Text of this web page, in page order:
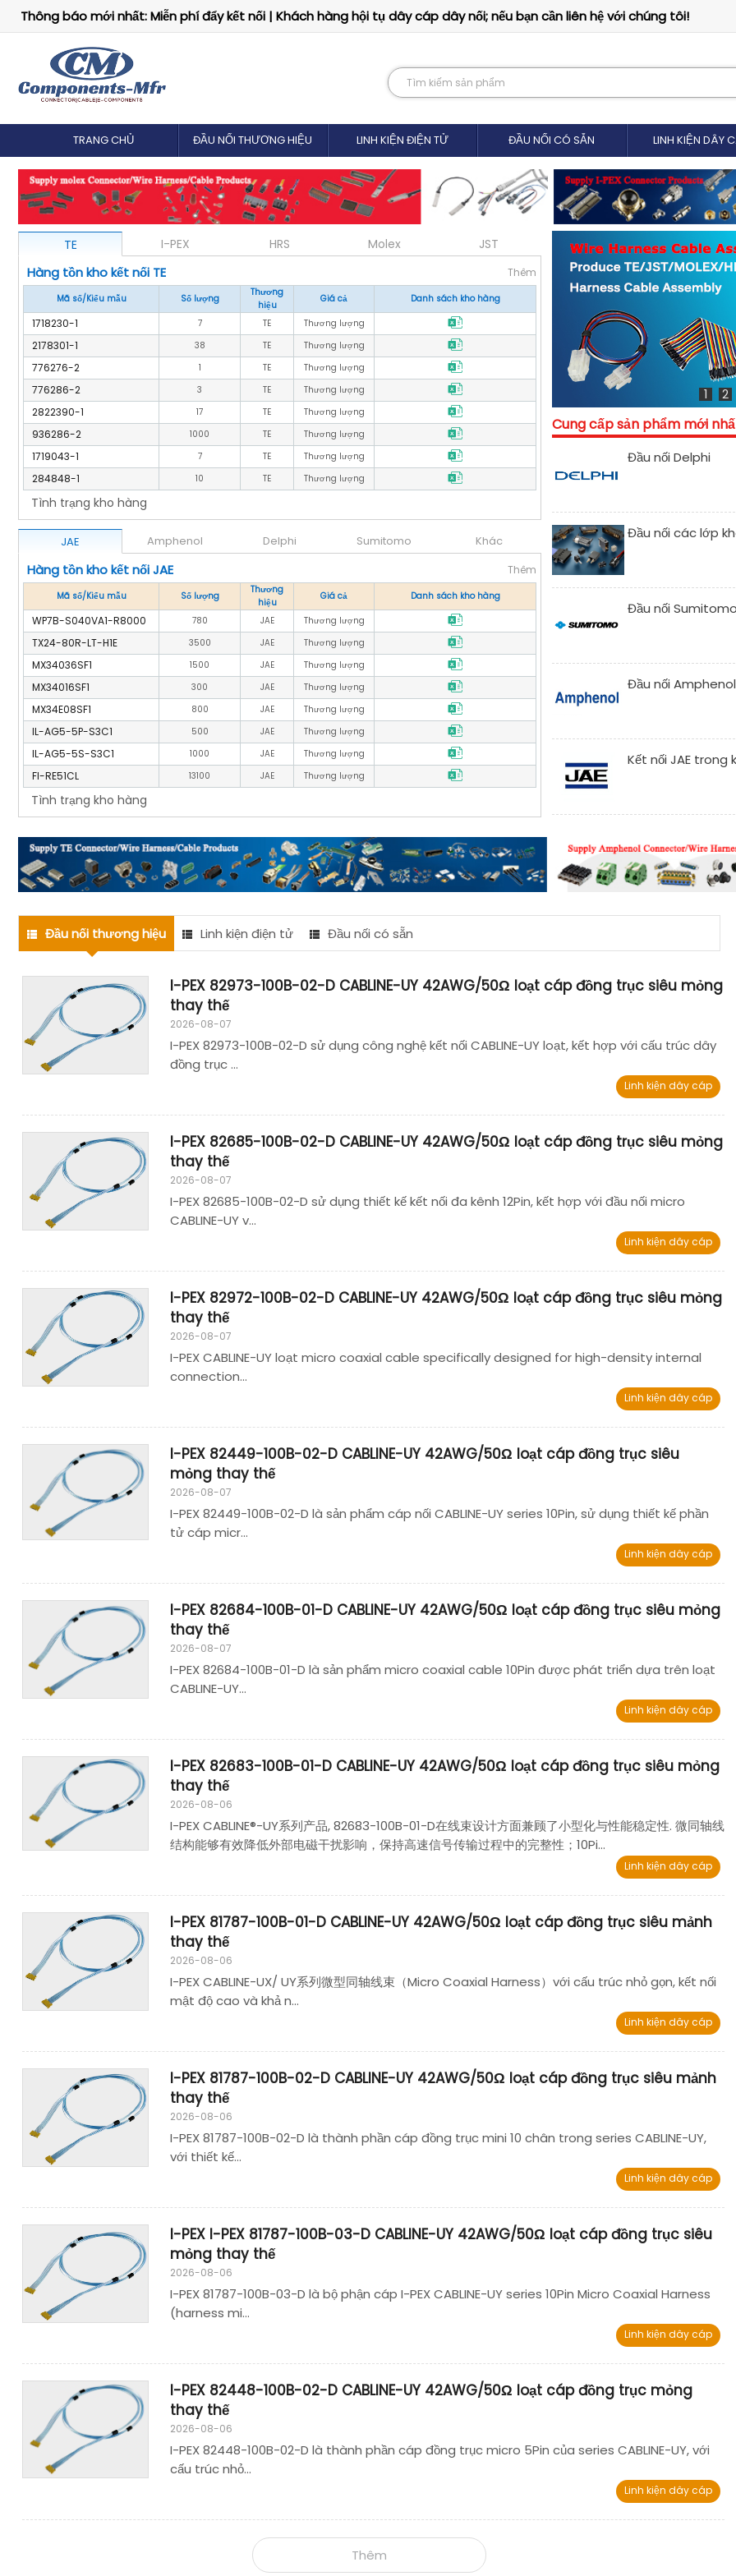
Thông báo mới nhất: Miễn phí đẩy kết nối | Khách hàng hội tụ dây cáp dây nối; nếu bạn cần liên hệ với chúng tôi!
TRANG CHỦ ĐẦU NỐI THƯƠNG HIỆU LINH KIỆN ĐIỆN TỬ ĐẦU NỐI CÓ SẴN LINH KIỆN DÂY
TE I-PEX HRS Molex JST
Thêm
Hàng tồn kho kết nối I-PEX
Mã số/Kiểu mẫu Số lượng
Thương
hiệu
Giá cả Danh sách kho hàng
20449-001E-03 9010 I-PEX Thương lượng
20441-001E-01 243 I-PEX Thương lượng
20431-001E-01 130 I-PEX Thương lượng
20384-040T-00F 39 I-PEX Thương lượng
20374-R14E-31 28 I-PEX Thương lượng
20374-R10E-31 75 I-PEX Thương lượng
20374-R50E-31 39 I-PEX Thương lượng
20374-040E-31 496 I-PEX Thương lượng
Tình trạng kho hàng
JAE Amphenol Delphi Sumitomo Khác
Thêm
Hàng tồn kho kết nối JAE
Mã số/Kiểu mẫu Số lượng
Thương
hiệu
Giá cả Danh sách kho hàng
WP7B-S040VA1-R8000 780 JAE Thương lượng
TX24-80R-LT-H1E 3500 JAE Thương lượng
MX34036SF1 1500 JAE Thương lượng
MX34016SF1 300 JAE Thương lượng
MX34E08SF1 800 JAE Thương lượng
IL-AG5-5P-S3C1 500 JAE Thương lượng
IL-AG5-5S-S3C1 1000 JAE Thương lượng
FI-RE51CL 13100 JAE Thương lượng
Tình trạng kho hàng
1 2
Cung cấp sản phẩm mới
Đầu nối Delphi
Đầu nối các lớp
Đầu nối
Đầu nối Amphenol
Kết nối JAE trong
Đầu nối thương hiệu Linh kiện điện tử Đầu nối có sẵn
I-PEX 82973-100B-02-D CABLINE-UY 42AWG/50Ω loạt cáp đồng trục siêu mỏng
thay thế
2026-08-07
I-PEX 82973-100B-02-D sử dụng công nghệ kết nối CABLINE-UY loạt, kết hợp với cấu trúc dây
đồng trục ...
Linh kiện dây cáp
I-PEX 82685-100B-02-D CABLINE-UY 42AWG/50Ω loạt cáp đồng trục siêu mỏng
thay thế
2026-08-07
I-PEX 82685-100B-02-D sử dụng thiết kế kết nối đa kênh 12Pin, kết hợp với đầu nối micro
CABLINE-UY v...
Linh kiện dây cáp
I-PEX 82972-100B-02-D CABLINE-UY 42AWG/50Ω loạt cáp đồng trục siêu mỏng
thay thế
2026-08-07
I-PEX CABLINE-UY loạt micro coaxial cable specifically designed for high-density internal
connection...
Linh kiện dây cáp
I-PEX 82449-100B-02-D CABLINE-UY 42AWG/50Ω loạt cáp đồng trục siêu
mỏng thay thế
2026-08-07
I-PEX 82449-100B-02-D là sản phẩm cáp nối CABLINE-UY series 10Pin, sử dụng thiết kế phần
tử cáp micr...
Linh kiện dây cáp
I-PEX 82684-100B-01-D CABLINE-UY 42AWG/50Ω loạt cáp đồng trục siêu mỏng
thay thế
2026-08-07
I-PEX 82684-100B-01-D là sản phẩm micro coaxial cable 10Pin được phát triển dựa trên loạt
CABLINE-UY...
Linh kiện dây cáp
I-PEX 82683-100B-01-D CABLINE-UY 42AWG/50Ω loạt cáp đồng trục siêu mỏng
thay thế
2026-08-06
I-PEX CABLINE®-UY系列产品, 82683-100B-01-D在线束设计方面兼顾了小型化与性能稳定性. 微同轴线
结构能够有效降低外部电磁干扰影响，保持高速信号传输过程中的完整性；10Pi...
Linh kiện dây cáp
I-PEX 81787-100B-01-D CABLINE-UY 42AWG/50Ω loạt cáp đồng trục siêu mảnh
thay thế
2026-08-06
I-PEX CABLINE-UX/ UY系列微型同轴线束（Micro Coaxial Harness）với cấu trúc nhỏ gọn, kết nối
mật độ cao và khả n...
Linh kiện dây cáp
I-PEX 81787-100B-02-D CABLINE-UY 42AWG/50Ω loạt cáp đồng trục siêu mảnh
thay thế
2026-08-06
I-PEX 81787-100B-02-D là thành phần cáp đồng trục mini 10 chân trong series CABLINE-UY,
với thiết kế...
Linh kiện dây cáp
I-PEX I-PEX 81787-100B-03-D CABLINE-UY 42AWG/50Ω loạt cáp đồng trục siêu
mỏng thay thế
2026-08-06
I-PEX 81787-100B-03-D là bộ phận cáp I-PEX CABLINE-UY series 10Pin Micro Coaxial Harness
(harness mi...
Linh kiện dây cáp
I-PEX 82448-100B-02-D CABLINE-UY 42AWG/50Ω loạt cáp đồng trục mỏng
thay thế
2026-08-06
I-PEX 82448-100B-02-D là thành phần cáp đồng trục micro 5Pin của series CABLINE-UY, với
cấu trúc nhỏ...
Linh kiện dây cáp
Thêm